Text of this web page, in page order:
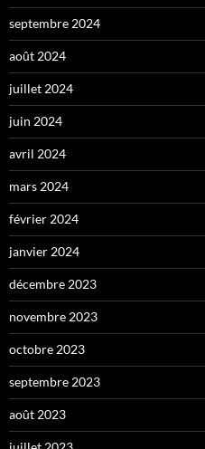
septembre 2024
août 2024
juillet 2024
juin 2024
avril 2024
mars 2024
février 2024
janvier 2024
décembre 2023
novembre 2023
octobre 2023
septembre 2023
août 2023